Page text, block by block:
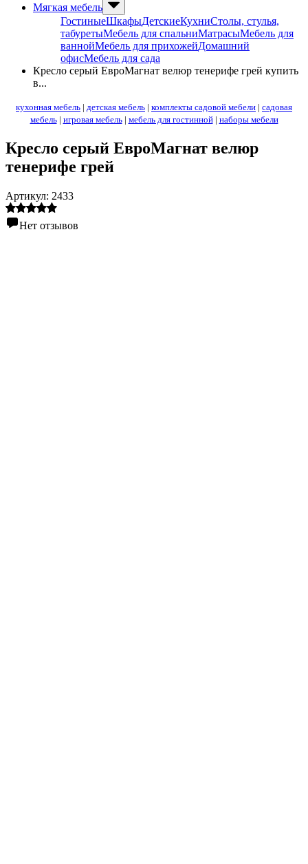
Мягкая мебель
ГостиныеШкафыДетскиеКухниСтолы, стулья,
табуретыМебель для спальниМатрасыМебель для
ваннойМебель для прихожейДомашний
офисМебель для сада
Кресло серый ЕвроМагнат велюр тенерифе грей купить
в...
кухонная мебель | детская мебель | комплекты садовой мебели | садовая
мебель| игровая мебель| мебель для гостинной| наборы мебели
Кресло серый ЕвроМагнат велюр
тенерифе грей
Артикул: 2433
Нет отзывов